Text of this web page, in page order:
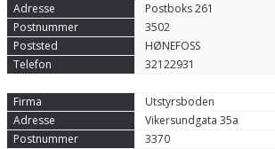
Postboks 261
3502
HØNEFOSS
32122931
Utstyrsboden
Vikersundgata 35a
3370